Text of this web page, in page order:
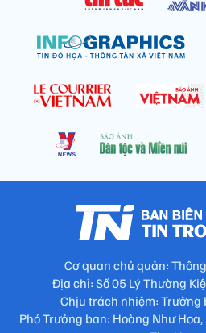
Cơ quan chủ quản:
Địa chỉ: Số 05 Lý Thường
Chịu trách nhiệm: Trưởng
Phó Trưởng ban: Hoàng Như